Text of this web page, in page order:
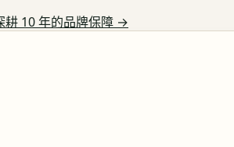
耕 10 年的品牌保障 →